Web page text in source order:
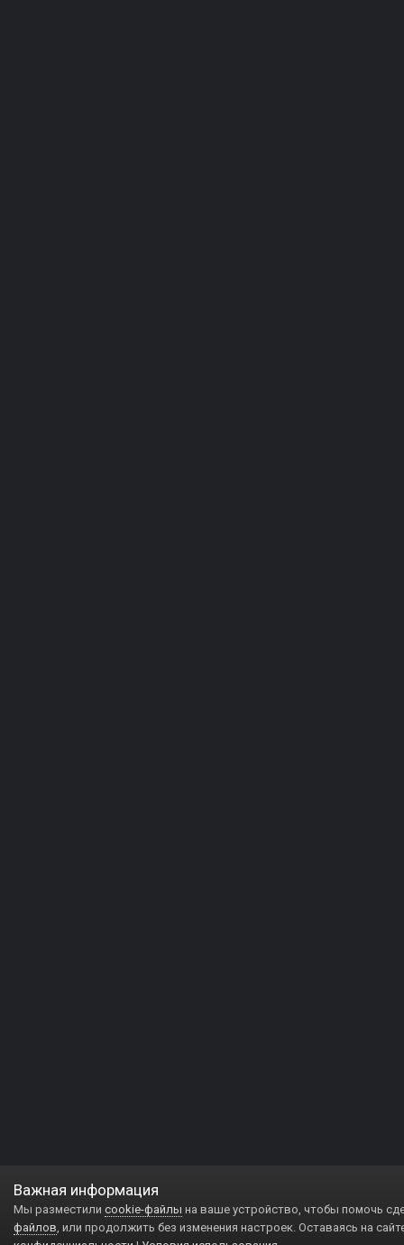
Важная информация
Мы разместили cookie-файлы на ваше устройство, чтобы помочь
файлов, или продолжить без изменения настроек. Оставаясь на